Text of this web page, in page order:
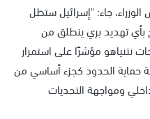
جاء: "إسرائيل ستظل
تهديد بري ينطلق من
نتنياهو مؤشرًا على استمرار
حماية الحدود كجزء أساسي من
ومواجهة التحديات